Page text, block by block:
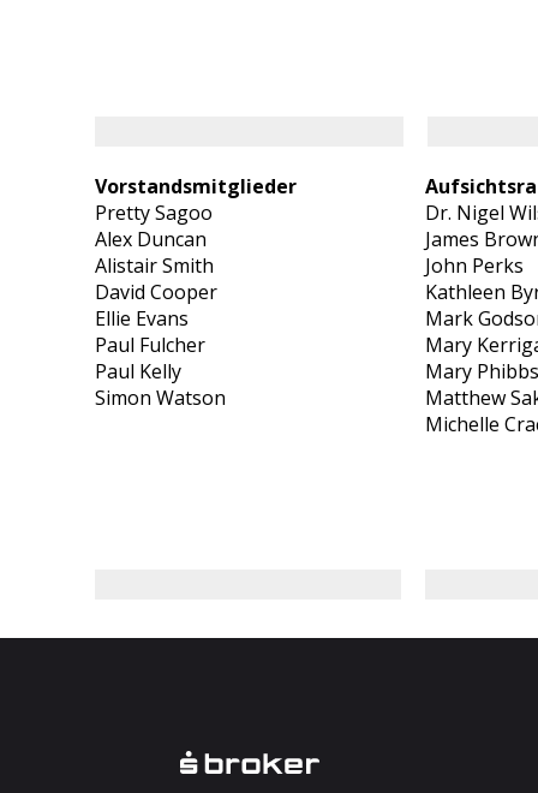
Vorstandsmitglieder
Pretty Sagoo
Alex Duncan
Alistair Smith
David Cooper
Ellie Evans
Paul Fulcher
Paul Kelly
Simon Watson
Dr. Nigel
James
John Perks
Kathleen
Mark
Mary
Mary Phibbs
Matthew
Michelle